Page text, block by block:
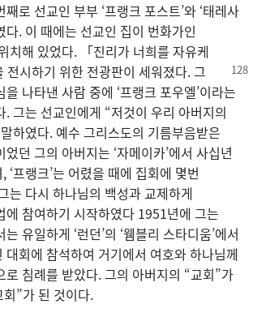
로 선교인 부부 ‘프랭크 포스트’와 ‘태레사
다. 이 때에는 선교인 집이 번화가인
치해 있었다. 「진리가 너희를 자유케
전시하기 위한 전광판이 세워졌다. 그
나타낸 사람 중에 ‘프랭크 포우엘’이라는
. 그는 선교인에게 “저것이 우리 아버지의
하였다. 예수 그리스도의 기름부음받은
던 그의 아버지는 ‘자메이카’에서 사십년
‘프랭크’는 어렸을 때에 집회에 몇번
는 다시 하나님의 백성과 교제하게
에 참여하기 시작하였다 1951년에 그는
는 유일하게 ‘런던’의 ‘웸블리 스타디움’에서
대회에 참석하여 거기에서 여호와 하나님께
로 침례를 받았다. 그의 아버지의 “교회”가
”가 된 것이다.